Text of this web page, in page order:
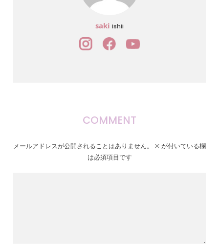
saki ishii
COMMENT
メールアドレスが公開されることはありません。 ※ が付いている欄
は必須項目です